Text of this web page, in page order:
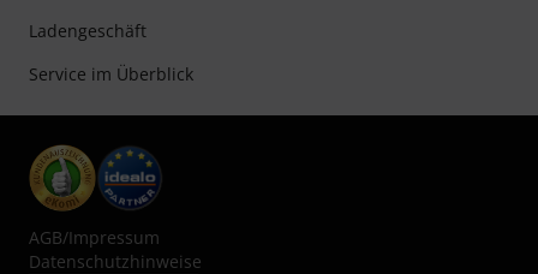
Ladengeschäft
Service im Überblick
AGB/Impressum
Datenschutzhinweise